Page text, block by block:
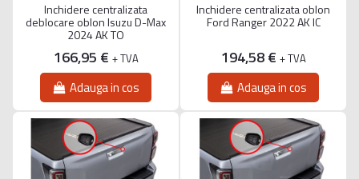
Inchidere centralizata
deblocare oblon Isuzu D-Max
2024 AK TO
166,95 € + TVA
Adauga in cos
Inchidere centralizata oblon
Ford Ranger 2022 AK IC
194,58 € + TVA
Adauga in cos